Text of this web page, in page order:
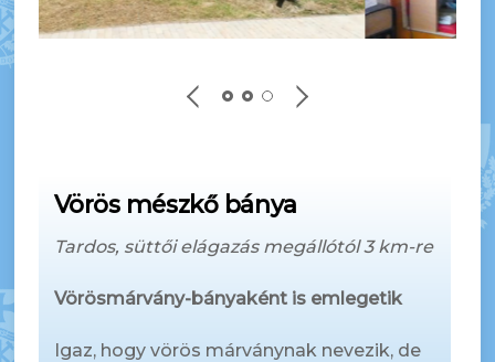
Vörös mészkő bánya
Tardos, süttői elágazás megállótól 3 km-re
Vörösmárvány-bányaként is emlegetik
Igaz, hogy vörös márványnak nevezik, de